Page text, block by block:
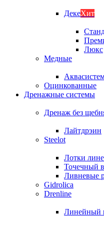
ДекеХит
Люкс
Медные
Оцинкованные
Дренажные системы
Дренаж без
Лайтдрэин
Steelot
Лотки
Точечный
Ливневые
Gidrolica
Drenline
Линейный